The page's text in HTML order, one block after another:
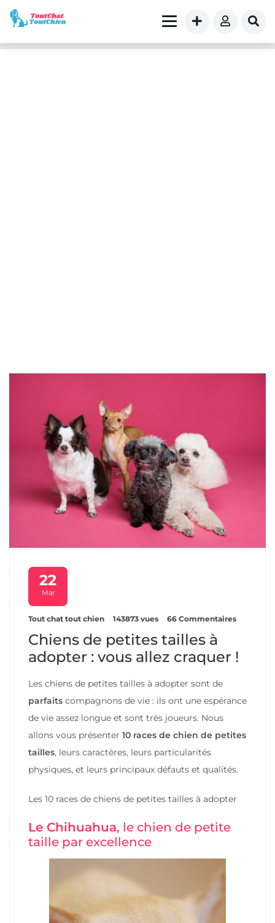
22
Mar
Tout chat tout chien 143873 vues 66 Commentaires
Chiens de petites tailles à
adopter : vous allez craquer !
Les chiens de petites tailles à adopter sont de
parfaits compagnons de vie : ils ont une espérance
de vie assez longue et sont très joueurs. Nous
allons vous présenter 10 races de chien de petites
tailles, leurs caractères, leurs particularités
physiques, et leurs principaux défauts et qualités.
Les 10 races de chiens de petites tailles à adopter
Le Chihuahua, le chien de petite
taille par excellence